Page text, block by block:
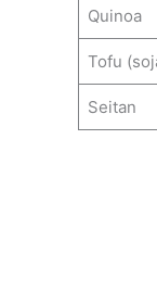
Quinoa
Tofu
Seitan